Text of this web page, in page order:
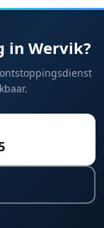
in Wervik?